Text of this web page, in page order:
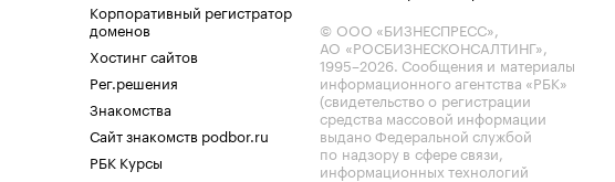
Корпоративный регистратор
доменов
Хостинг сайтов
Рег.решения
Знакомства
Сайт знакомств podbor.ru
РБК Курсы
© ООО «БИЗНЕСПРЕСС»,
АО «РОСБИЗНЕСКОНСАЛТИНГ»,
1995–2026. Сообщения и материалы
информационного агентства «РБК»
(свидетельство о регистрации
средства массовой информации
выдано Федеральной службой
по надзору в сфере связи,
информационных технологий